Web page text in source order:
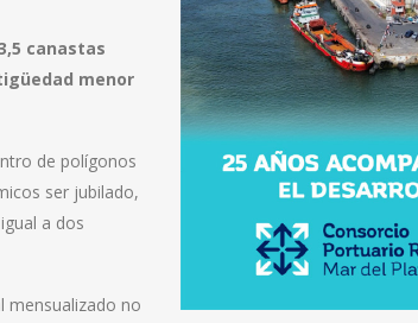
canastas
menor
de polígonos
ser jubilado,
a dos
mensualizado no